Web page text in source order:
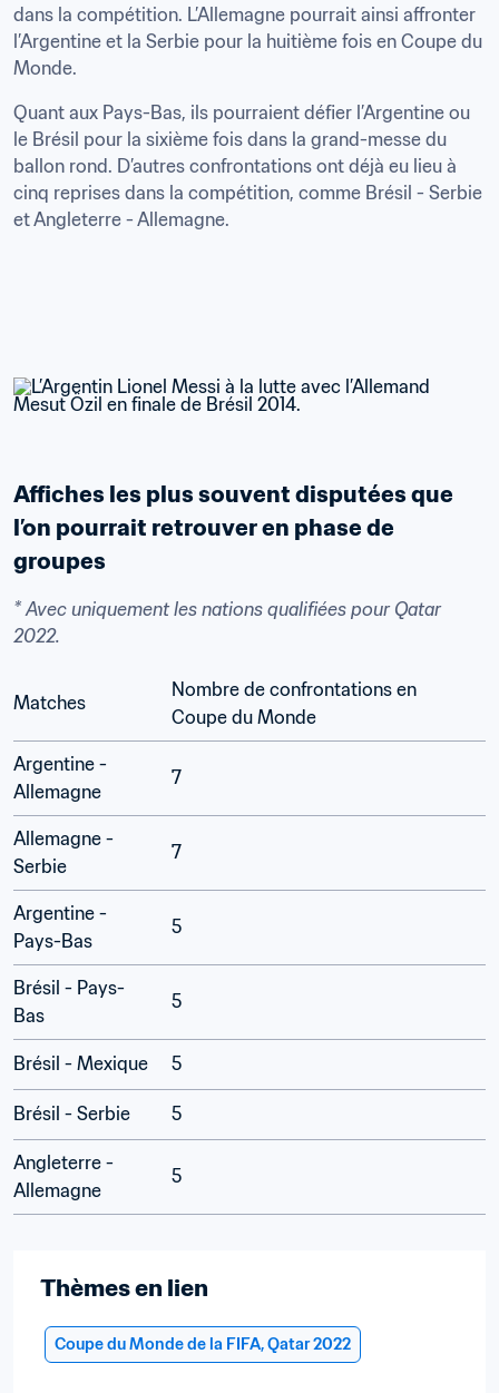
dans la compétition. L’Allemagne pourrait ainsi affronter
l’Argentine et la Serbie pour la huitième fois en Coupe du
Monde.
Quant aux Pays-Bas, ils pourraient défier l’Argentine ou
le Brésil pour la sixième fois dans la grand-messe du
ballon rond. D’autres confrontations ont déjà eu lieu à
cinq reprises dans la compétition, comme Brésil - Serbie
et Angleterre - Allemagne.
Affiches les plus souvent disputées que
l’on pourrait retrouver en phase de
groupes
* Avec uniquement les nations qualifiées pour Qatar
2022.
Matches
Nombre de confrontations en
Coupe du Monde
Argentine -
Allemagne
7
Allemagne -
Serbie
7
Argentine -
Pays-Bas
5
Brésil - Pays-
Bas
5
Brésil - Mexique 5
Brésil - Serbie 5
Angleterre -
Allemagne
5
Thèmes en lien
Coupe du Monde de la FIFA, Qatar 2022